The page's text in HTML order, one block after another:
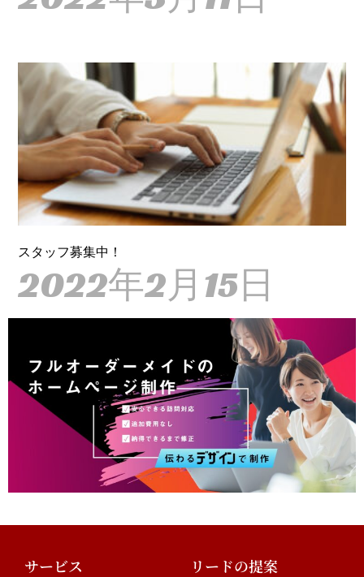
スタッフ募集中！
2022年2月15日
サービス リードの提案